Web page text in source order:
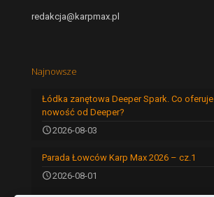
redakcja@karpmax.pl
Najnowsze
Łódka zanętowa Deeper Spark. Co oferuje
nowość od Deeper?
2026-08-03
Parada Łowców Karp Max 2026 – cz.1
2026-08-01